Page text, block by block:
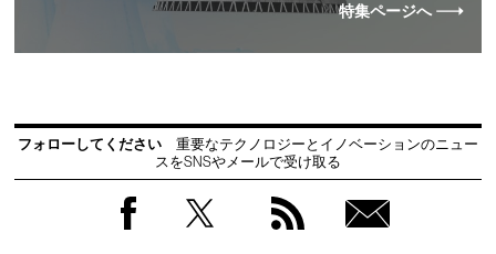
特集ページへ
フォローしてください
重要なテクノロジーとイノベーションのニュー
スをSNSやメールで受け取る